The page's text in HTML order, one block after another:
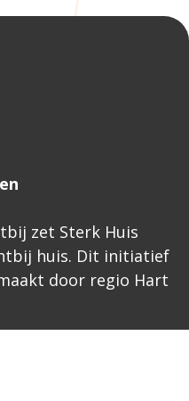
zet Sterk Huis
huis. Dit initiatief
door regio Hart